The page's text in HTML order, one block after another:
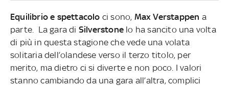
Equilibrio e spettacolo ci sono, Max Verstappen a
parte. La gara di Silverstone lo ha sancito una volta
di più in questa stagione che vede una volata
solitaria dell’olandese verso il terzo titolo, per
merito, ma dietro ci si diverte e non poco. I valori
stanno cambiando da una gara all’altra, complici